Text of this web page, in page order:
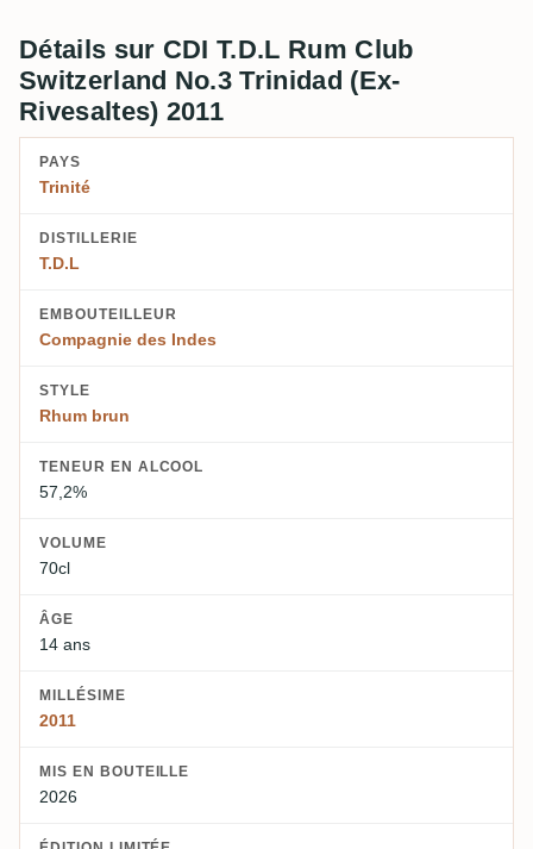
Détails sur CDI T.D.L Rum Club
Switzerland No.3 Trinidad (Ex-
Rivesaltes) 2011
PAYS
Trinité
DISTILLERIE
T.D.L
EMBOUTEILLEUR
Compagnie des Indes
STYLE
Rhum brun
TENEUR EN ALCOOL
57,2%
VOLUME
70cl
ÂGE
14 ans
MILLÉSIME
2011
MIS EN BOUTEILLE
2026